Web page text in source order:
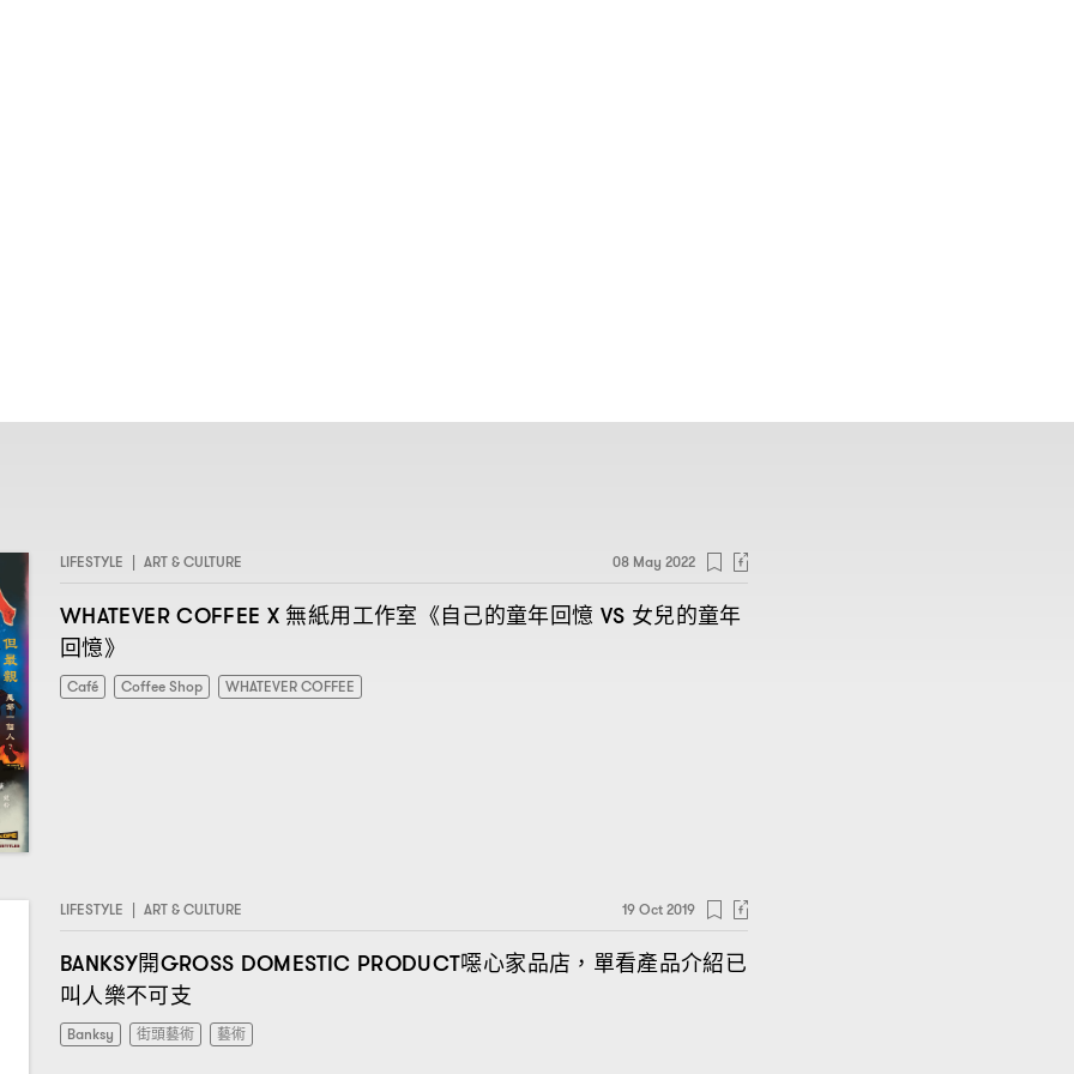
LIFESTYLE | ART & CULTURE 08 May 2022
WHATEVER COFFEE X 無紙用工作室《自己的童年回憶 VS 女兒的童年
回憶》
Café Coffee Shop WHATEVER COFFEE
LIFESTYLE | ART & CULTURE 19 Oct 2019
BANKSY開GROSS DOMESTIC PRODUCT噁心家品店 ， 單看產品介紹已
叫人樂不可支
Banksy 街頭藝術 藝術